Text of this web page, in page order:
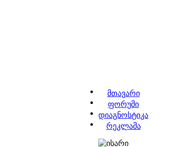
მთავარი
ფორუმი
დიაგნოსტიკა
რეკლამა